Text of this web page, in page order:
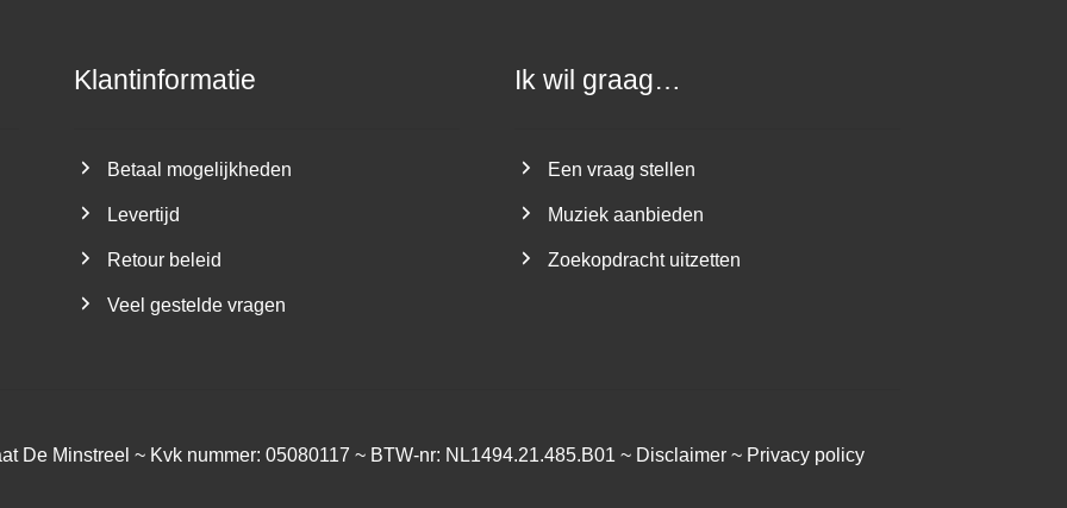
Klantinformatie
Betaal mogelijkheden
Levertijd
Retour beleid
Veel gestelde vragen
Ik wil graag…
Een vraag stellen
Muziek aanbieden
Zoekopdracht uitzetten
De Minstreel ~ Kvk nummer: 05080117 ~ BTW-nr: NL1494.21.485.B01 ~ Disclaimer ~ Privacy policy